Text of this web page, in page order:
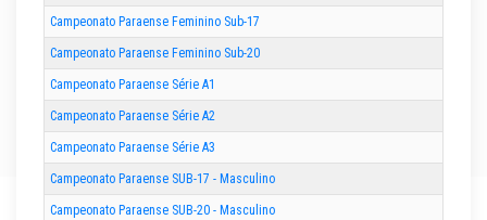
Campeonato Paraense Feminino Sub-17
Campeonato Paraense Feminino Sub-20
Campeonato Paraense Série A1
Campeonato Paraense Série A2
Campeonato Paraense Série A3
Campeonato Paraense SUB-17 - Masculino
Campeonato Paraense SUB-20 - Masculino